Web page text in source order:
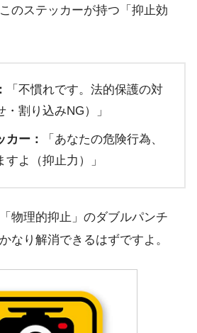
のステッカーが持つ「抑止効
「不慣れです。法的保護の対
割り込みNG）」
カー：
「あなたの危険行為、
よ（抑止力）」
物理的抑止」のダブルパンチ
なり解消できるはずですよ。